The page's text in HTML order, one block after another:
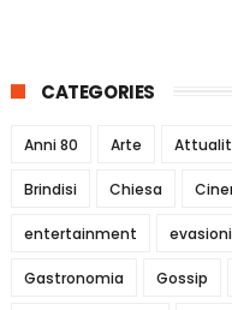
CATEGORIES
Anni 80 Arte
Brindisi Chiesa
entertainment evasioni
Gastronomia Gossip